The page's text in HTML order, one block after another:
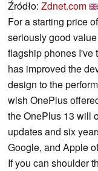
Źródło: Zdnet.com
For a starting price
seriously good
flagship phones I've
has improved the
design to the
wish OnePlus
the OnePlus 13 will
updates and six
Google, and Apple
If you can shoulder